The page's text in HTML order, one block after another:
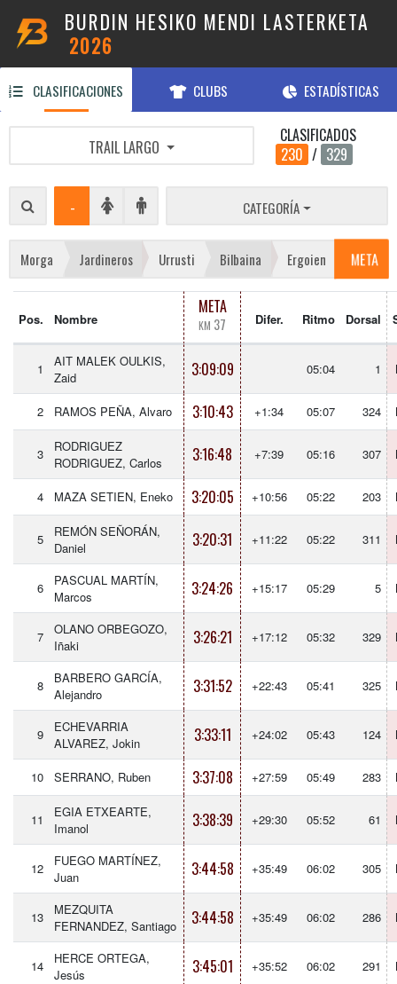
BURDIN HESIKO MENDI LASTERKETA
2026
CLASIFICACIONES CLUBS ESTADÍSTICAS
TRAIL LARGO
CLASIFICADOS
230 / 329
- CATEGORÍA
Morga Jardineros Urrusti Bilbaina Ergoien META
Pos. Nombre
META
KM 37 Difer. Ritmo Dorsal
1
AIT MALEK OULKIS,
Zaid
3:09:09 05:04 1
2 RAMOS PEÑA, Alvaro 3:10:43 +1:34 05:07 324
3
RODRIGUEZ
RODRIGUEZ, Carlos
3:16:48 +7:39 05:16 307
4 MAZA SETIEN, Eneko 3:20:05 +10:56 05:22 203
5
REMÓN SEÑORÁN,
Daniel
3:20:31 +11:22 05:22 311
6
PASCUAL MARTÍN,
Marcos
3:24:26 +15:17 05:29 5
7
OLANO ORBEGOZO,
Iñaki
3:26:21 +17:12 05:32 329
8
BARBERO GARCÍA,
Alejandro
3:31:52 +22:43 05:41 325
9
ECHEVARRIA
ALVAREZ, Jokin
3:33:11 +24:02 05:43 124
10 SERRANO, Ruben 3:37:08 +27:59 05:49 283
11
EGIA ETXEARTE,
Imanol
3:38:39 +29:30 05:52 61
12
FUEGO MARTÍNEZ,
Juan
3:44:58 +35:49 06:02 305
13
MEZQUITA
FERNANDEZ, Santiago
3:44:58 +35:49 06:02 286
14
HERCE ORTEGA,
Jesús
3:45:01 +35:52 06:02 291